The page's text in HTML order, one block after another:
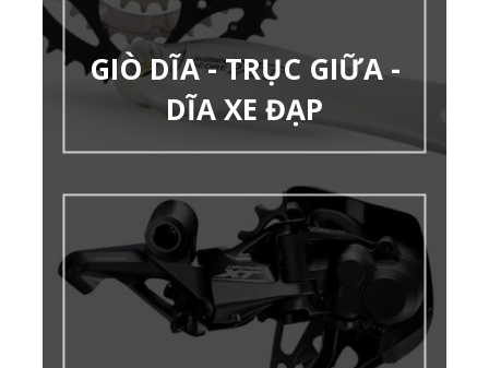
GIÒ DĨA - TRỤC GIỮA -
DĨA XE ĐẠP